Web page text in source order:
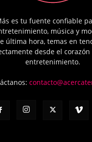
es tu fuente confiable
música y
última hora, temas en
desde el
entretenimiento.